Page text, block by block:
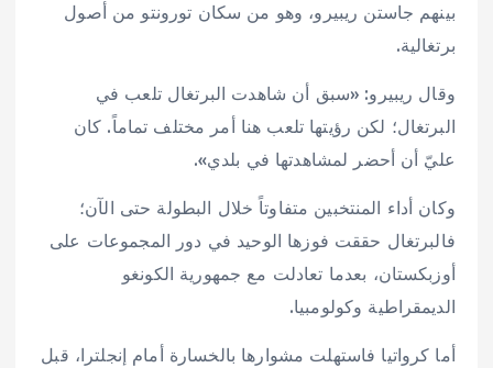
بينهم جاستن ريبيرو، وهو من سكان تورونتو من أصول
برتغالية.
وقال ريبيرو: «سبق أن شاهدت البرتغال تلعب في
البرتغال؛ لكن رؤيتها تلعب هنا أمر مختلف تماماً. كان
عليّ أن أحضر لمشاهدتها في بلدي».
وكان أداء المنتخبين متفاوتاً خلال البطولة حتى الآن؛
فالبرتغال حققت فوزها الوحيد في دور المجموعات على
أوزبكستان، بعدما تعادلت مع جمهورية الكونغو
الديمقراطية وكولومبيا.
أما كرواتيا فاستهلت مشوارها بالخسارة أمام إنجلترا، قبل